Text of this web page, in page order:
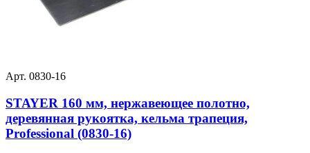
Арт. 0830-16
STAYER 160 мм, нержавеющее полотно,
деревянная рукоятка, кельма трапеция,
Professional (0830-16)